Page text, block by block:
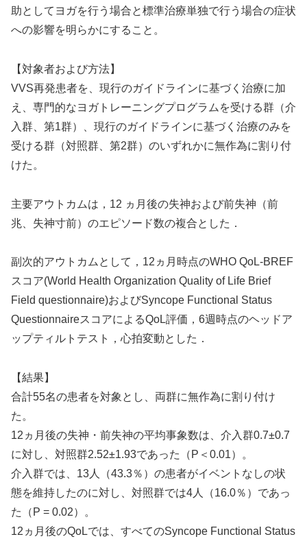
助としてヨガを行う場合と標準治療単独で行う場合の症状
への影響を明らかにすること。
【対象者および方法】
VVS再発患者を、現行のガイドラインに基づく治療に加
え、専門的なヨガトレーニングプログラムを受ける群（介
入群、第1群）、現行のガイドラインに基づく治療のみを
受ける群（対照群、第2群）のいずれかに無作為に割り付
けた。
主要アウトカムは，12 ヵ月後の失神および前失神（前
兆、失神寸前）のエピソード数の複合とした．
副次的アウトカムとして，12ヵ月時点のWHO QoL-BREF
スコア(World Health Organization Quality of Life Brief
Field questionnaire)およびSyncope Functional Status
QuestionnaireスコアによるQoL評価，6週時点のヘッドア
ップティルトテスト，心拍変動とした．
【結果】
合計55名の患者を対象とし、両群に無作為に割り付け
た。
12ヵ月後の失神・前失神の平均事象数は、介入群0.7±0.7
に対し、対照群2.52±1.93であった（P＜0.01）。
介入群では、13人（43.3％）の患者がイベントなしの状
態を維持したのに対し、対照群では4人（16.0％）であっ
た（P = 0.02）。
12ヵ月後のQoLでは、すべてのSyncope Functional Status